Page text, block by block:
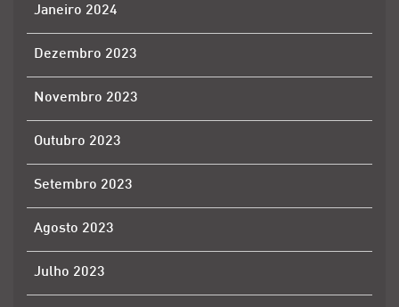
Janeiro 2024
Dezembro 2023
Novembro 2023
Outubro 2023
Setembro 2023
Agosto 2023
Julho 2023